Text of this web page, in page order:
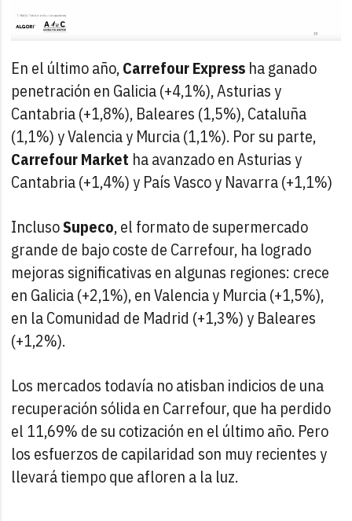
En el último año,Carrefour Express ha ganado
penetración en Galicia (+4,1%), Asturias y
Cantabria (+1,8%), Baleares (1,5%), Cataluña
(1,1%) y Valencia y Murcia (1,1%). Por su parte,
Carrefour Market ha avanzado en Asturias y
Cantabria (+1,4%) y País Vasco y Navarra (+1,1%)
InclusoSupeco, el formato de supermercado
grande de bajo coste de Carrefour, ha logrado
mejoras significativas en algunas regiones: crece
en Galicia (+2,1%), en Valencia y Murcia (+1,5%),
en la Comunidad de Madrid (+1,3%) y Baleares
(+1,2%).
Los mercados todavía no atisban indicios de una
recuperación sólida en Carrefour, que ha perdido
el 11,69% de su cotización en el último año. Pero
los esfuerzos de capilaridad son muy recientes y
llevará tiempo que afloren a la luz.